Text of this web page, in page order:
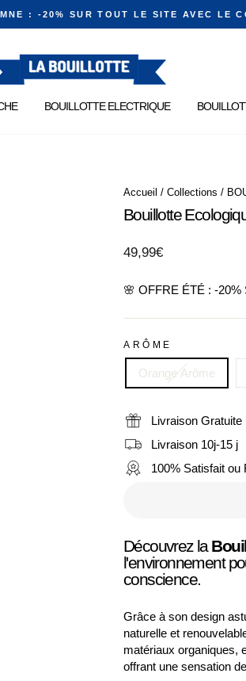
Diaporama
: -20% SUR TOUT LE SITE AVEC LE
BOUILLOTTE ELECTRIQUE
Accueil / Collections /
Bouillotte
Prix
49,99€
🌸 OFFRE ÉTÉ : -
ARÔME
Orange Arôme
Livraison Gratuite
Livraison 10j-15 j
100% Satisfait ou
Découvrez la
l'environnement
conscience.
Grâce à son design
naturelle et
matériaux organiques,
offrant une sensation